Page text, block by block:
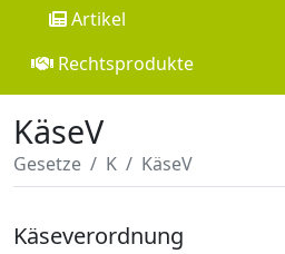
Artikel
Rechtsprodukte
KäseV
Gesetze K KäseV
Käseverordnung